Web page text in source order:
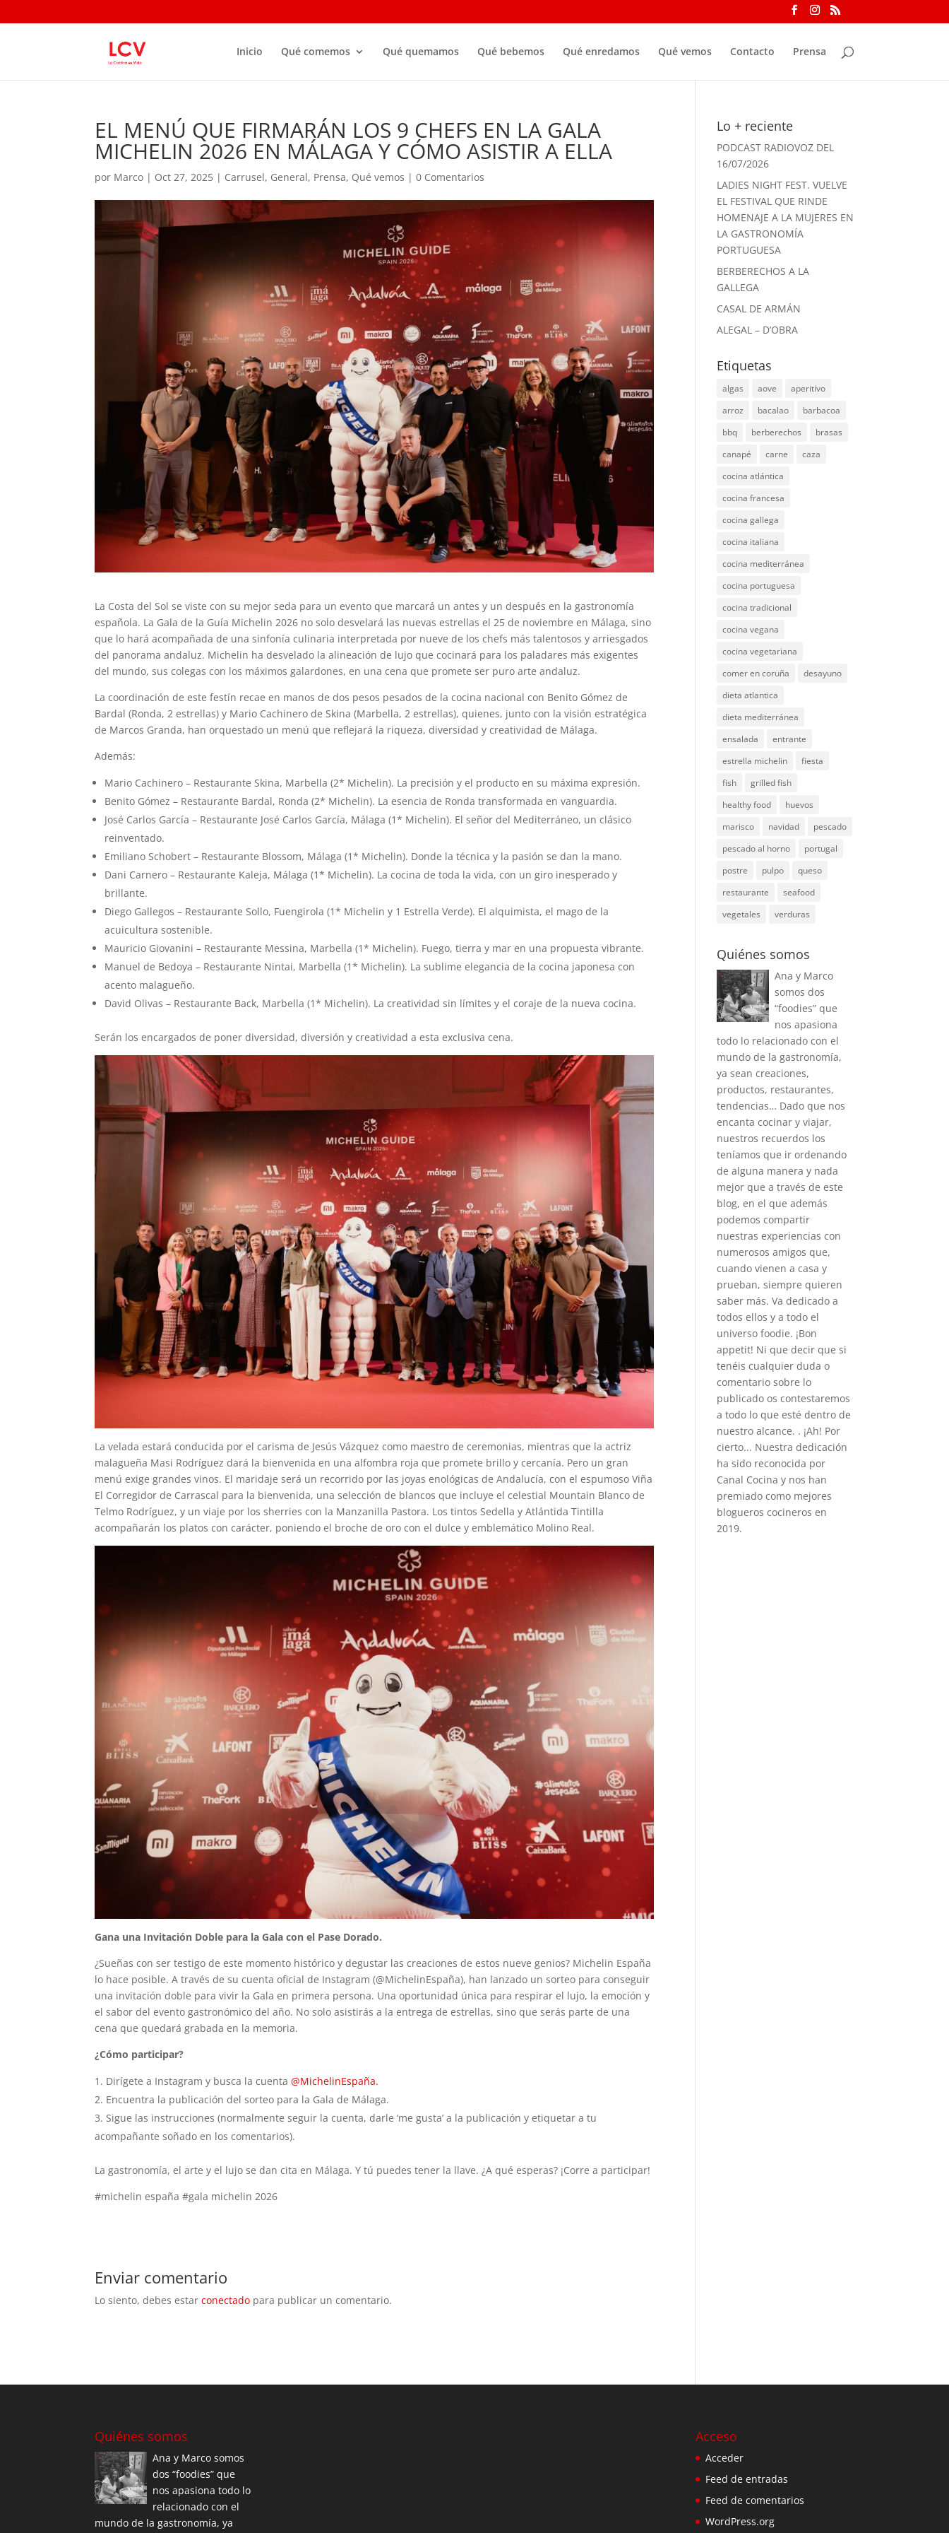
Inicio Qué comemos Qué quemamos Qué bebemos Qué enredamos Qué vemos Contacto Prensa
EL MENÚ QUE FIRMARÁN LOS 9 CHEFS EN LA GALA
MICHELIN 2026 EN MÁLAGA Y CÓMO ASISTIR A ELLA
por Marco | Oct 27, 2025 | Carrusel, General, Prensa, Qué vemos |0 Comentarios
La Costa del Sol se viste con su mejor seda para un evento que marcará un antes y un después en la gastronomía
española. La Gala de la Guía Michelin 2026 no solo desvelará las nuevas estrellas el 25 de noviembre en Málaga, sino
que lo hará acompañada de una sinfonía culinaria interpretada por nueve de los chefs más talentosos y arriesgados
del panorama andaluz. Michelin ha desvelado la alineación de lujo que cocinará para los paladares más exigentes
del mundo, sus colegas con los máximos galardones, en una cena que promete ser puro arte andaluz.
La coordinación de este festín recae en manos de dos pesos pesados de la cocina nacional con Benito Gómez de
Bardal (Ronda, 2 estrellas) y Mario Cachinero de Skina (Marbella, 2 estrellas), quienes, junto con la visión estratégica
de Marcos Granda, han orquestado un menú que reflejará la riqueza, diversidad y creatividad de Málaga.
Además:
Mario Cachinero – Restaurante Skina, Marbella (2* Michelin). La precisión y el producto en su máxima expresión.
Benito Gómez – Restaurante Bardal, Ronda (2* Michelin). La esencia de Ronda transformada en vanguardia.
José Carlos García – Restaurante José Carlos García, Málaga (1* Michelin). El señor del Mediterráneo, un clásico
reinventado.
Emiliano Schobert – Restaurante Blossom, Málaga (1* Michelin). Donde la técnica y la pasión se dan la mano.
Dani Carnero – Restaurante Kaleja, Málaga (1* Michelin). La cocina de toda la vida, con un giro inesperado y
brillante.
Diego Gallegos – Restaurante Sollo, Fuengirola (1* Michelin y 1 Estrella Verde). El alquimista, el mago de la
acuicultura sostenible.
Mauricio Giovanini – Restaurante Messina, Marbella (1* Michelin). Fuego, tierra y mar en una propuesta vibrante.
Manuel de Bedoya – Restaurante Nintai, Marbella (1* Michelin). La sublime elegancia de la cocina japonesa con
acento malagueño.
David Olivas – Restaurante Back, Marbella (1* Michelin). La creatividad sin límites y el coraje de la nueva cocina.
Serán los encargados de poner diversidad, diversión y creatividad a esta exclusiva cena.
La velada estará conducida por el carisma de Jesús Vázquez como maestro de ceremonias, mientras que la actriz
malagueña Masi Rodríguez dará la bienvenida en una alfombra roja que promete brillo y cercanía. Pero un gran
menú exige grandes vinos. El maridaje será un recorrido por las joyas enológicas de Andalucía, con el espumoso Viña
El Corregidor de Carrascal para la bienvenida, una selección de blancos que incluye el celestial Mountain Blanco de
Telmo Rodríguez, y un viaje por los sherries con la Manzanilla Pastora. Los tintos Sedella y Atlántida Tintilla
acompañarán los platos con carácter, poniendo el broche de oro con el dulce y emblemático Molino Real.
Gana una Invitación Doble para la Gala con el Pase Dorado.
¿Sueñas con ser testigo de este momento histórico y degustar las creaciones de estos nueve genios? Michelin España
lo hace posible. A través de su cuenta oficial de Instagram (@MichelinEspaña), han lanzado un sorteo para conseguir
una invitación doble para vivir la Gala en primera persona. Una oportunidad única para respirar el lujo, la emoción y
el sabor del evento gastronómico del año. No solo asistirás a la entrega de estrellas, sino que serás parte de una
cena que quedará grabada en la memoria.
¿Cómo participar?
Dirígete a Instagram y busca la cuenta@MichelinEspaña.
Encuentra la publicación del sorteo para la Gala de Málaga.
Sigue las instrucciones (normalmente seguir la cuenta, darle ‘me gusta’ a la publicación y etiquetar a tu
acompañante soñado en los comentarios).
La gastronomía, el arte y el lujo se dan cita en Málaga. Y tú puedes tener la llave. ¿A qué esperas? ¡Corre a participar!
#michelin españa #gala michelin 2026
Enviar comentario
Lo siento, debes estarconectado para publicar un comentario.
Lo + reciente
PODCAST RADIOVOZ DEL
16/07/2026
LADIES NIGHT FEST. VUELVE
EL FESTIVAL QUE RINDE
HOMENAJE A LA MUJERES EN
LA GASTRONOMÍA
PORTUGUESA
BERBERECHOS A LA
GALLEGA
CASAL DE ARMÁN
ALEGAL – D’OBRA
Etiquetas
algas aove
aperitivo
arroz
bacalao
barbacoa
bbq
berberechos
brasas
canapé
carne
caza
cocina atlántica
cocina francesa
cocina gallega
cocina italiana
cocina mediterránea
cocina portuguesa
cocina tradicional
cocina vegana
cocina vegetariana
comer en coruña
desayuno
dieta atlantica
dieta mediterránea
ensalada
entrante
estrella michelin
fiesta
fish
grilled fish
healthy food
huevos
marisco
navidad
pescado
pescado al horno
portugal
postre
pulpo
queso
restaurante
seafood
vegetales
verduras
Quiénes somos
Ana y Marco
somos dos
“foodies” que
nos apasiona
todo lo relacionado con el
mundo de la gastronomía,
ya sean creaciones,
productos, restaurantes,
tendencias… Dado que nos
encanta cocinar y viajar,
nuestros recuerdos los
teníamos que ir ordenando
de alguna manera y nada
mejor que a través de este
blog, en el que además
podemos compartir
nuestras experiencias con
numerosos amigos que,
cuando vienen a casa y
prueban, siempre quieren
saber más. Va dedicado a
todos ellos y a todo el
universo foodie. ¡Bon
appetit! Ni que decir que si
tenéis cualquier duda o
comentario sobre lo
publicado os contestaremos
a todo lo que esté dentro de
nuestro alcance. . ¡Ah! Por
cierto... Nuestra dedicación
ha sido reconocida por
Canal Cocina y nos han
premiado como mejores
blogueros cocineros en
2019.
Quiénes somos
Ana y Marco somos
dos “foodies” que
nos apasiona todo lo
relacionado con el
mundo de la gastronomía, ya
Acceso
Acceder
Feed de entradas
Feed de comentarios
WordPress.org